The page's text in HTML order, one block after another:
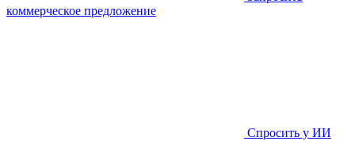
коммерческое предложение
Спросить у ИИ